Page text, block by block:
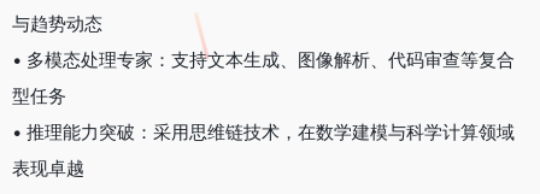
与趋势动态
• 多模态处理专家：支持文本生成、图像解析、代码审查等复合
型任务
• 推理能力突破：采用思维链技术，在数学建模与科学计算领域
表现卓越